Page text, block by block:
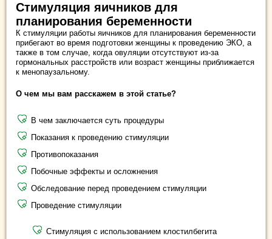
Стимуляция яичников для
планирования беременности
К стимуляции работы яичников для планирования беременности
прибегают во время подготовки женщины к проведению ЭКО, а
также в том случае, когда овуляции отсутствуют из-за
гормональных расстройств или возраст женщины приближается
к менопаузальному.
О чем мы вам расскажем в этой статье?
В чем заключается суть процедуры
Показания к проведению стимуляции
Противопоказания
Побочные эффекты и осложнения
Обследование перед проведением стимуляции
Проведение стимуляции
Стимуляция с использованием клостилбегита